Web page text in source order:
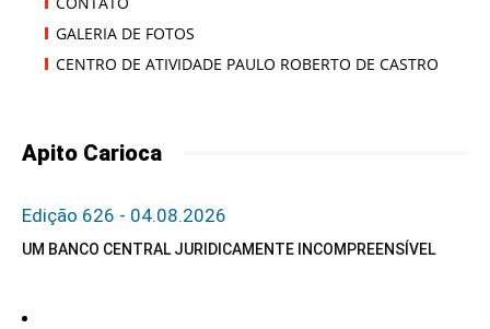
GALERIA DE FOTOS
CENTRO DE ATIVIDADE PAULO ROBERTO DE CASTRO
Apito Carioca
Edição 626 - 04.08.2026
UM BANCO CENTRAL JURIDICAMENTE INCOMPREENSÍVEL